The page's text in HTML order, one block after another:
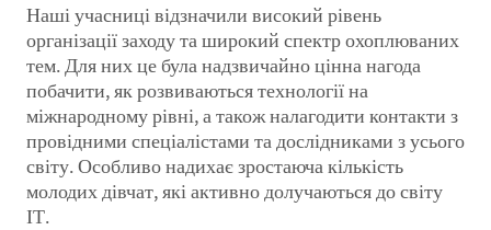
Наші учасниці відзначили високий рівень
організації заходу та широкий спектр охоплюваних
тем. Для них це була надзвичайно цінна нагода
побачити, як розвиваються технології на
міжнародному рівні, а також налагодити контакти з
провідними спеціалістами та дослідниками з усього
світу. Особливо надихає зростаюча кількість
молодих дівчат, які активно долучаються до світу
ІТ.